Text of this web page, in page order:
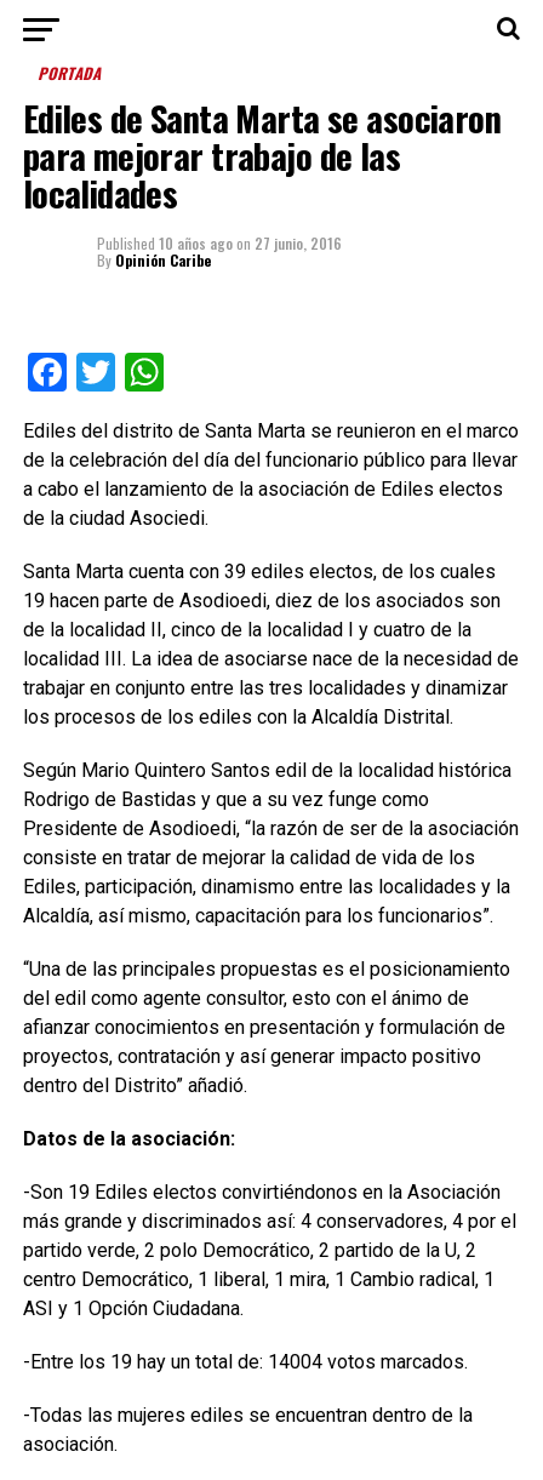
PORTADA
Ediles de Santa Marta se asociaron
para mejorar trabajo de las
localidades
Published 10 años agoon 27 junio, 2016
By Opinión Caribe
Facebook
TwitterWhatsApp
Ediles del distrito de Santa Marta se reunieron en el marco
de la celebración del día del funcionario público para llevar
a cabo el lanzamiento de la asociación de Ediles electos
de la ciudad Asociedi.
Santa Marta cuenta con 39 ediles electos, de los cuales
19 hacen parte de Asodioedi, diez de los asociados son
de la localidad II, cinco de la localidad I y cuatro de la
localidad III. La idea de asociarse nace de la necesidad de
trabajar en conjunto entre las tres localidades y dinamizar
los procesos de los ediles con la Alcaldía Distrital.
Según Mario Quintero Santos edil de la localidad histórica
Rodrigo de Bastidas y que a su vez funge como
Presidente de Asodioedi, “la razón de ser de la asociación
consiste en tratar de mejorar la calidad de vida de los
Ediles, participación, dinamismo entre las localidades y la
Alcaldía, así mismo, capacitación para los funcionarios”.
“Una de las principales propuestas es el posicionamiento
del edil como agente consultor, esto con el ánimo de
afianzar conocimientos en presentación y formulación de
proyectos, contratación y así generar impacto positivo
dentro del Distrito” añadió.
Datos de la asociación:
-Son 19 Ediles electos convirtiéndonos en la Asociación
más grande y discriminados así: 4 conservadores, 4 por el
partido verde, 2 polo Democrático, 2 partido de la U, 2
centro Democrático, 1 liberal, 1 mira, 1 Cambio radical, 1
ASI y 1 Opción Ciudadana.
-Entre los 19 hay un total de: 14004 votos marcados.
-Todas las mujeres ediles se encuentran dentro de la
asociación.